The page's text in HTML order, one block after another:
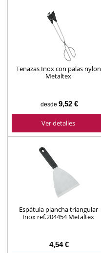
Tenazas Inox con palas nylon
Metaltex
desde 9,52 €
Ver detalles
Espátula plancha triangular
Inox ref.204454 Metaltex
4,54 €